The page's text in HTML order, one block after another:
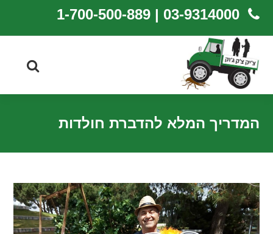
03-9314000 | 1-700-500-889
המדריך המלא להדברת חולדות